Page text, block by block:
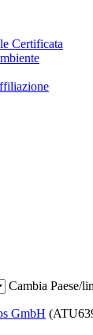
Certificata
Cambia Paese/
GmbH